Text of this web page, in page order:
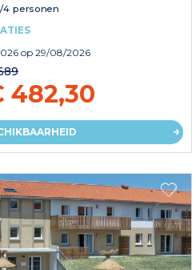
4 personen
op 29/08/2026
482,30